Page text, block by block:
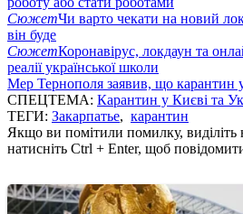
СюжетЧи варто чекати на новий
він буде
СюжетКоронавірус, локдаун та
реалії української школи
Мер Тернополя заявив, що карантин
СПЕЦТЕМА: Карантин у Києві та
ТЕГИ: Закарпатье, карантин
Якщо ви помітили помилку, виділіть
натисніть Ctrl + Enter, щоб